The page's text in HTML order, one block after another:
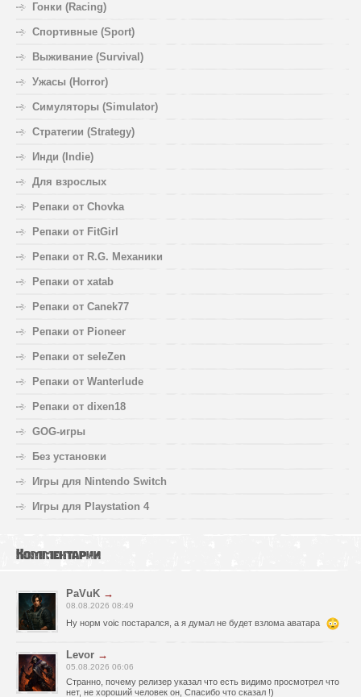
Гонки (Racing)
Спортивные (Sport)
Выживание (Survival)
Ужасы (Horror)
Симуляторы (Simulator)
Стратегии (Strategy)
Инди (Indie)
Для взрослых
Репаки от Chovka
Репаки от FitGirl
Репаки от R.G. Механики
Репаки от xatab
Репаки от Canek77
Репаки от Pioneer
Репаки от seleZen
Репаки от Wanterlude
Репаки от dixen18
GOG-игры
Без установки
Игры для Nintendo Switch
Игры для Playstation 4
Комментарии
PaVuK →
08.08.2026 08:49
Ну норм voic постарался, а я думал не будет взлома аватара
Levor →
05.08.2026 06:06
Странно, почему релизер указал что есть видимо просмотрел что
нет, не хороший человек он, Спасибо что сказал !)